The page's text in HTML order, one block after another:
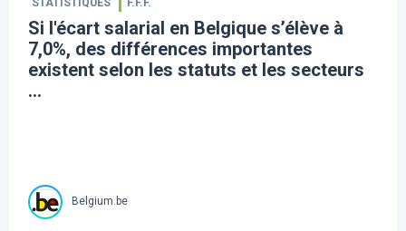
STATISTIQUES F.F.F.
Si l'écart salarial en Belgique s’élève à
7,0%, des différences importantes
existent selon les statuts et les secteurs
...
Belgium.be